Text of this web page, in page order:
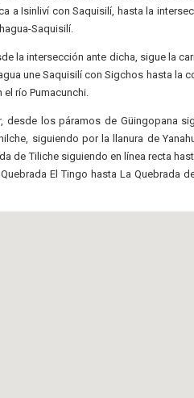
a Isinliví con Saquisilí, hasta la
Saquisilí.
la intersección ante dicha, sigue la
une Saquisilí con Sigchos hasta la
río Pumacunchi.
desde los páramos de Güingopana
siguiendo por la llanura de
de Tiliche siguiendo en línea recta
El Tingo hasta La Quebrada